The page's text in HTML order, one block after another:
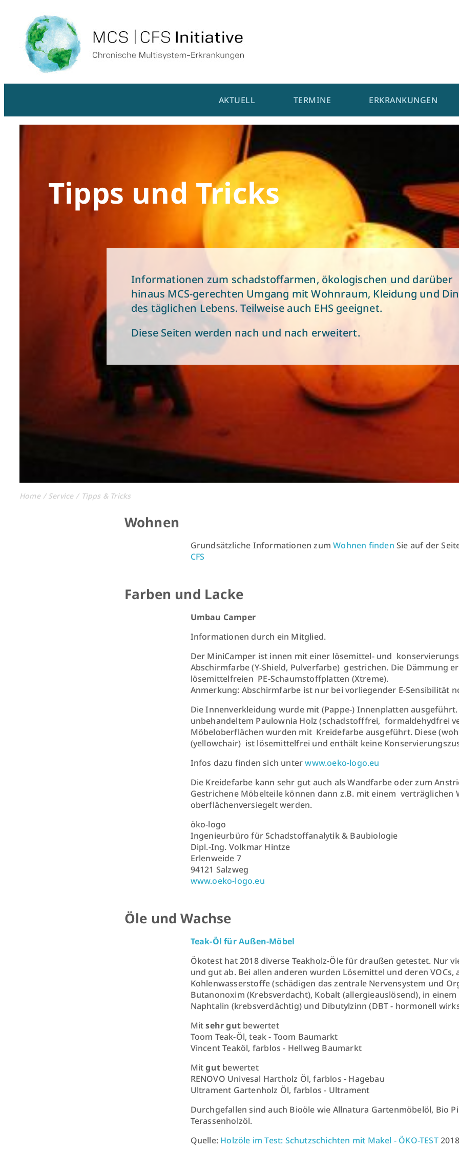
AKTUELL TERMINE ERKRANKUNGEN
Tipps und Tricks
Informationen zum schadstoffarmen, ökologischen und darüber
hinaus MCS-gerechten Umgang mit Wohnraum, Kleidung und
des täglichen Lebens. Teilweise auch EHS geeignet.
Diese Seiten werden nach und nach erweitert.
Home Service Tipps & Tricks
Wohnen
Grundsätzliche Informationen zumWohnen finden Sie auf der
CFS
Farben und Lacke
Umbau Camper
Informationen durch ein Mitglied.
Der MiniCamper ist innen mit einer lösemittel- und
Abschirmfarbe (Y-Shield, Pulverfarbe) gestrichen. Die Dämmung
lösemittelfreien PE-Schaumstoffplatten (Xtreme).
Anmerkung: Abschirmfarbe ist nur bei vorliegender E-Sensibilität
Die Innenverkleidung wurde mit (Pappe-) Innenplatten
unbehandeltem Paulownia Holz (schadstofffrei, formaldehydfrei
Möbeloberflächen wurden mit Kreidefarbe ausgeführt. Diese
(yellowchair) ist lösemittelfrei und enthält keine
Infos dazu finden sich unterwww.oeko-logo.eu
Die Kreidefarbe kann sehr gut auch als Wandfarbe oder zum
Gestrichene Möbelteile können dann z.B. mit einem verträglichen
oberflächenversiegelt werden.
öko-logo
Ingenieurbüro für Schadstoffanalytik & Baubiologie
Dipl.-Ing. Volkmar Hintze
Erlenweide 7
94121 Salzweg
www.oeko-logo.eu
Öle und Wachse
Teak-Öl für Außen-Möbel
Ökotest hat 2018 diverse Teakholz-Öle für draußen getestet. Nur
und gut ab. Bei allen anderen wurden Lösemittel und deren VOCs,
Kohlenwasserstoffe (schädigen das zentrale Nervensystem und
Butanonoxim (Krebsverdacht), Kobalt (allergieauslösend), in
Naphtalin (krebsverdächtig) und Dibutylzinn (DBT - hormonell
Mitsehr gutbewertet
Toom Teak-Öl, teak - Toom Baumarkt
Vincent Teaköl, farblos - Hellweg Baumarkt
Mitgut bewertet
RENOVO Univesal Hartholz Öl, farblos - Hagebau
Ultrament Gartenholz Öl, farblos - Ultrament
Durchgefallen sind auch Bioöle wie Allnatura Gartenmöbelöl, Bio
Terassenholzöl.
Quelle: Holzöle im Test: Schutzschichten mit Makel - ÖKO-TEST2018